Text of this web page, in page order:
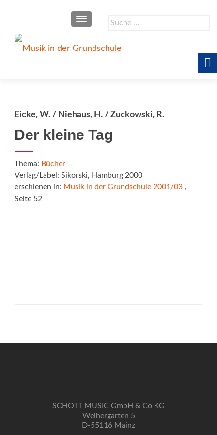
Suche
SCHALTE NAVIGATION
Eicke, W. / Niehaus, H. / Zuckowski, R.
Der kleine Tag
Thema: Bücher
Verlag/Label: Sikorski, Hamburg 2000
erschienen in: Musik in der Grundschule 2001/03 ,
Seite 52
SCHOTT MUSIC GmbH & Co KG
Weihergarten 5
D-55116 Mainz